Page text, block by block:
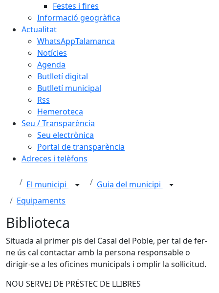
Festes i fires
Informació geogràfica
Actualitat
WhatsAppTalamanca
Notícies
Agenda
Butlletí digital
Butlletí municipal
Rss
Hemeroteca
Seu / Transparència
Seu electrònica
Portal de transparència
Adreces i telèfons
El municipi
Guia del municipi
Equipaments
Biblioteca
Situada al primer pis del Casal del Poble, per tal de fer-
ne ús cal contactar amb la persona responsable o
dirigir-se a les oficines municipals i omplir la sol·licitud.
NOU SERVEI DE PRÉSTEC DE LLIBRES